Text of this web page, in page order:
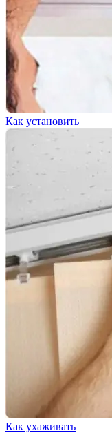
Как установить
Как ухаживать